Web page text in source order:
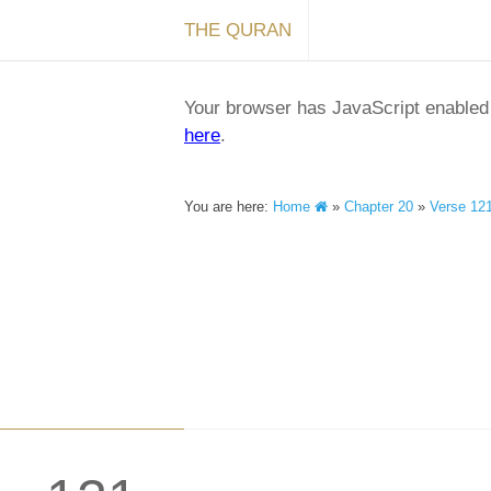
THE QURAN
Your browser has JavaScript
here.
You are here: Home » Chapter 20 » Verse